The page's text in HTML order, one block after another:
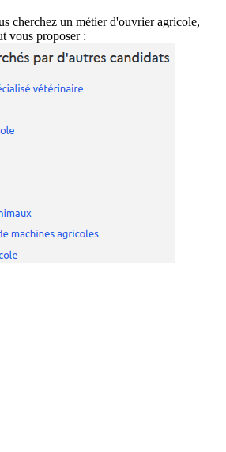
cherchez un métier d'ouvrier agricole,
vous proposer :